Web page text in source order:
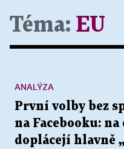
Téma: EU
První volby bez
na Facebooku:
doplácejí hlavně
ANALÝZA